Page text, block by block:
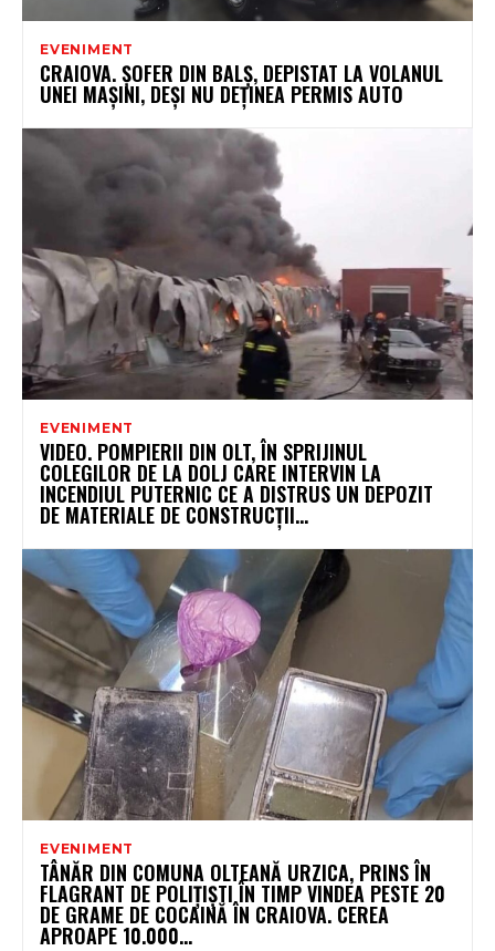
EVENIMENT
CRAIOVA. ȘOFER DIN BALȘ, DEPISTAT LA VOLANUL
UNEI MAȘINI, DEȘI NU DEȚINEA PERMIS AUTO
EVENIMENT
VIDEO. POMPIERII DIN OLT, ÎN SPRIJINUL
COLEGILOR DE LA DOLJ CARE INTERVIN LA
INCENDIUL PUTERNIC CE A DISTRUS UN DEPOZIT
DE MATERIALE DE CONSTRUCȚII...
EVENIMENT
TÂNĂR DIN COMUNA OLTEANĂ URZICA, PRINS ÎN
FLAGRANT DE POLIȚIȘTI ÎN TIMP VINDEA PESTE 20
DE GRAME DE COCAINĂ ÎN CRAIOVA. CEREA
APROAPE 10.000...